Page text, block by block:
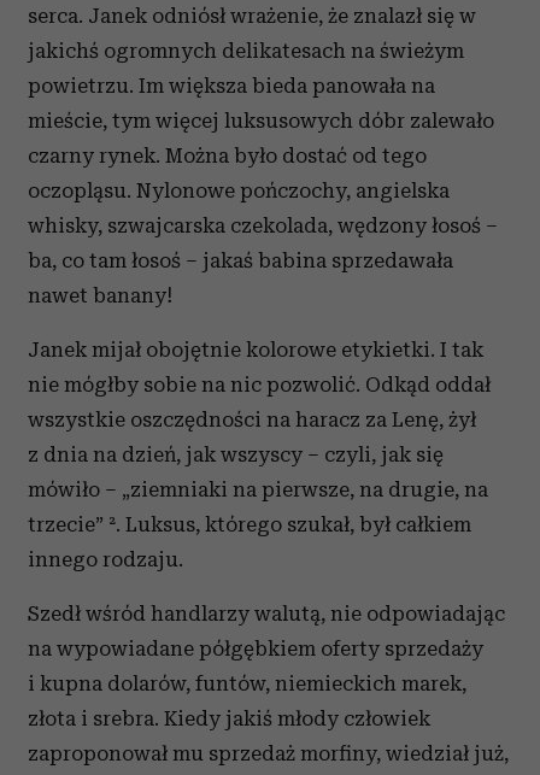
serca. Janek odniósł wrażenie, że znalazł się w
jakichś ogromnych delikatesach na świeżym
powietrzu. Im większa bieda panowała na
mieście, tym więcej luksusowych dóbr zalewało
czarny rynek. Można było dostać od tego
oczopląsu. Nylonowe pończochy, angielska
whisky, szwajcarska czekolada, wędzony łosoś –
ba, co tam łosoś – jakaś babina sprzedawała
nawet banany!
Janek mijał obojętnie kolorowe etykietki. I tak
nie mógłby sobie na nic pozwolić. Odkąd oddał
wszystkie oszczędności na haracz za Lenę, żył
z dnia na dzień, jak wszyscy – czyli, jak się
mówiło – „ziemniaki na pierwsze, na drugie, na
trzecie” ². Luksus, którego szukał, był całkiem
innego rodzaju.
Szedł wśród handlarzy walutą, nie odpowiadając
na wypowiadane półgębkiem oferty sprzedaży
i kupna dolarów, funtów, niemieckich marek,
złota i srebra. Kiedy jakiś młody człowiek
zaproponował mu sprzedaż morfiny, wiedział już,